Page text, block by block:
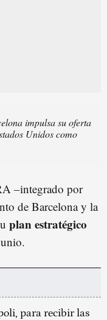
impulsa su oferta
Unidos como
–integrado por
de Barcelona y la
plan estratégico
para recibir las